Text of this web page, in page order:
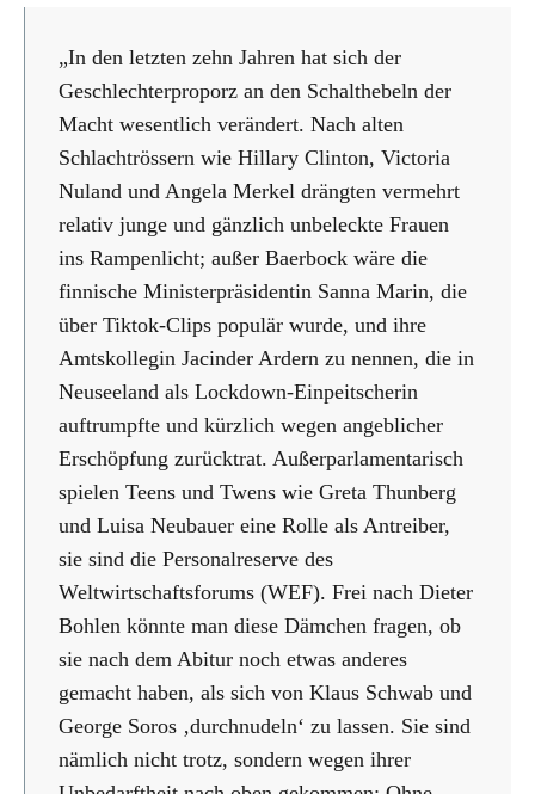
„In den letzten zehn Jahren hat sich der
Geschlechterproporz an den Schalthebeln der
Macht wesentlich verändert. Nach alten
Schlachtrössern wie Hillary Clinton, Victoria
Nuland und Angela Merkel drängten vermehrt
relativ junge und gänzlich unbeleckte Frauen
ins Rampenlicht; außer Baerbock wäre die
finnische Ministerpräsidentin Sanna Marin, die
über Tiktok-Clips populär wurde, und ihre
Amtskollegin Jacinder Ardern zu nennen, die in
Neuseeland als Lockdown-Einpeitscherin
auftrumpfte und kürzlich wegen angeblicher
Erschöpfung zurücktrat. Außerparlamentarisch
spielen Teens und Twens wie Greta Thunberg
und Luisa Neubauer eine Rolle als Antreiber,
sie sind die Personalreserve des
Weltwirtschaftsforums (WEF). Frei nach Dieter
Bohlen könnte man diese Dämchen fragen, ob
sie nach dem Abitur noch etwas anderes
gemacht haben, als sich von Klaus Schwab und
George Soros ‚durchnudeln‘ zu lassen. Sie sind
nämlich nicht trotz, sondern wegen ihrer